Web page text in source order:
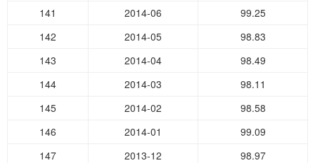
141
2014-06
99.25
142
2014-05
98.83
143
2014-04
98.49
144
2014-03
98.11
145
2014-02
98.58
146
2014-01
99.09
147
2013-12
98.97